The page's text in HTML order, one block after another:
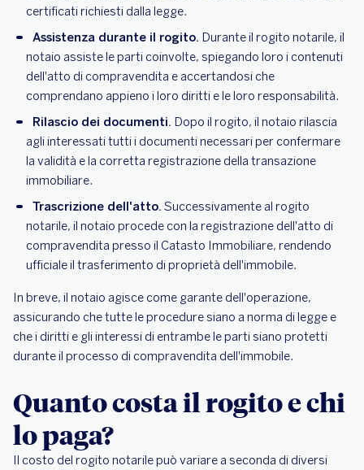
certificati richiesti dalla legge.
Assistenza durante il rogito. Durante il rogito notarile, il
notaio assiste le parti coinvolte, spiegando loro i contenuti
dell'atto di compravendita e accertandosi che
comprendano appieno i loro diritti e le loro responsabilità.
Rilascio dei documenti. Dopo il rogito, il notaio rilascia
agli interessati tutti i documenti necessari per confermare
la validità e la corretta registrazione della transazione
immobiliare.
Trascrizione dell'atto. Successivamente al rogito
notarile, il notaio procede con la registrazione dell'atto di
compravendita presso il Catasto Immobiliare, rendendo
ufficiale il trasferimento di proprietà dell'immobile.
In breve, il notaio agisce come garante dell'operazione,
assicurando che tutte le procedure siano a norma di legge e
che i diritti e gli interessi di entrambe le parti siano protetti
durante il processo di compravendita dell'immobile.
Quanto costa il rogito e chi
lo paga?
Il costo del rogito notarile può variare a seconda di diversi